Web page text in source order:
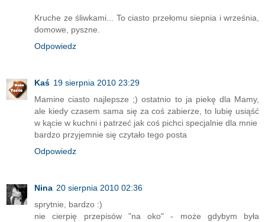
Kruche ze śliwkami... To ciasto przełomu siepnia i września,
domowe, pyszne.
Odpowiedz
Kaś 19 sierpnia 2010 23:29
Mamine ciasto najlepsze ;) ostatnio to ja piekę dla Mamy,
ale kiedy czasem sama się za coś zabierze, to lubię usiąść
w kącie w kuchni i patrzeć jak coś pichci specjalnie dla mnie
bardzo przyjemnie się czytało tego posta
Odpowiedz
Nina 20 sierpnia 2010 02:36
sprytnie, bardzo :)
nie cierpię przepisów "na oko" - może gdybym była